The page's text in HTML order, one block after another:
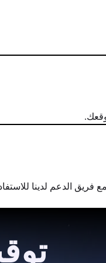
فريق الدعم لدينا